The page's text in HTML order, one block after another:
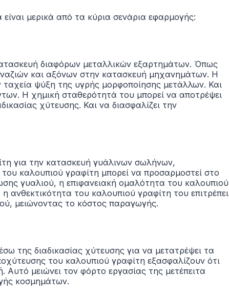
μερικά από τα κύρια σενάρια εφαρμογής:
διαφόρων μεταλλικών εξαρτημάτων. Όπως
και αξόνων στην κατασκευή μηχανημάτων. Η
ψύξη της υγρής μορφοποίησης μετάλλων. Και
Η χημική σταθερότητά του μπορεί να αποτρέψει
χύτευσης. Και να διασφαλίζει την
για την κατασκευή γυάλινων σωλήνων,
καλουπιού γραφίτη μπορεί να προσαρμοστεί στο
γυαλιού, η επιφανειακή ομαλότητα του καλουπιού
ανθεκτικότητα του καλουπιού γραφίτη του επιτρέπει
μειώνοντας το κόστος παραγωγής.
της διαδικασίας χύτευσης για να μετατρέψει τα
του καλουπιού γραφίτη εξασφαλίζουν ότι
Αυτό μειώνει τον φόρτο εργασίας της μετέπειτα
κοσμημάτων.